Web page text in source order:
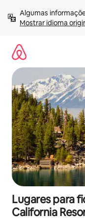
para
Mostrar idioma
Lugares para
California